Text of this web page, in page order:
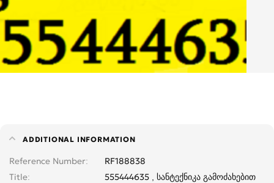
ADDITIONAL INFORMATION
Reference Number
RF188838
Title
555444635 , სანტექნიკა გამოძახებით